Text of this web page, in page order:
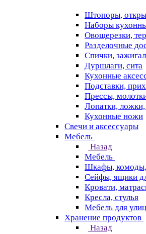
Штопоры,
Наборы
Овощерезки,
Разделочные
Спички,
Дуршлаги, сита
Кухонные
Подставки,
Прессы,
Лопатки,
Кухонные ножи
Свечи и аксессуары
Мебель
Назад
Мебель
Шкафы, комоды,
Сейфы, ящики
Кровати,
Кресла, стулья
Мебель для
Хранение продуктов
Назад